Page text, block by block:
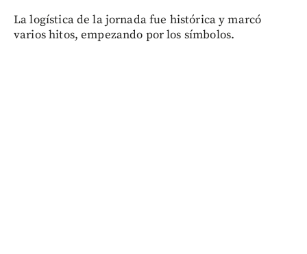
La logística de la jornada fue histórica y marcó
varios hitos, empezando por los símbolos.